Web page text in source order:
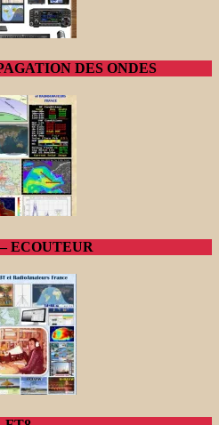
DES ONDES
ECOUTEUR